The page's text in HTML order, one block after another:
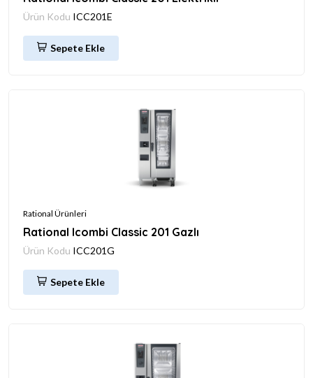
Ürün Kodu ICC201E
Sepete Ekle
Rational Ürünleri
Rational Icombi Classic 201 Gazlı
Ürün Kodu ICC201G
Sepete Ekle